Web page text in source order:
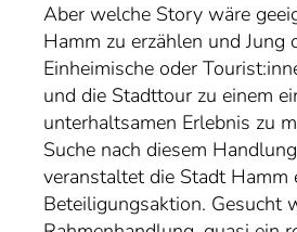
Aber welche Story wäre
Hamm zu erzählen und Jung
Einheimische oder
und die Stadttour zu einem
unterhaltsamen Erlebnis zu
Suche nach diesem
veranstaltet die Stadt Hamm
Beteiligungsaktion. Gesucht